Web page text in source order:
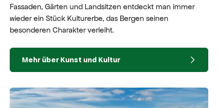
Fassaden, Gärten und Landsitzen entdeckt man immer
wieder ein Stück Kulturerbe, das Bergen seinen
besonderen Charakter verleiht.
Mehr über Kunst und Kultur